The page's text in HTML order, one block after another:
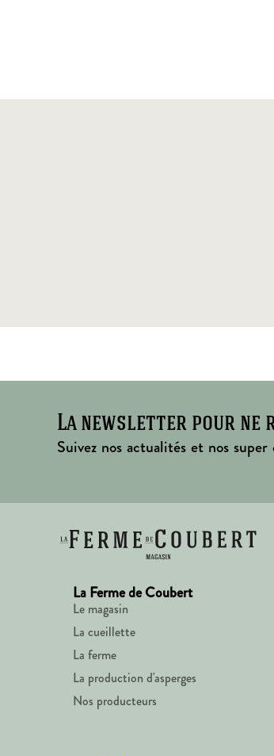
La newsletter pour ne
Suivez nos actualités et nos
La Ferme de Coubert
Le magasin
La cueillette
La ferme
La production d'asperges
Nos producteurs